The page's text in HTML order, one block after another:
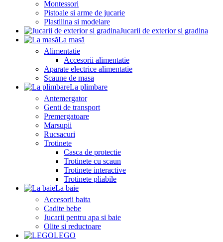
Montessori
Pistoale si arme de jucarie
Plastilina si modelare
Jucarii de exterior si gradina
La masă
Alimentatie
Accesorii alimentatie
Aparate electrice alimentatie
Scaune de masa
La plimbare
Antemergator
Genti de transport
Premergatoare
Marsupii
Rucsacuri
Trotinete
Casca de protectie
Trotinete cu scaun
Trotinete interactive
Trotinete pliabile
La baie
Accesorii baita
Cadite bebe
Jucarii pentru apa si baie
Olite si reductoare
LEGO